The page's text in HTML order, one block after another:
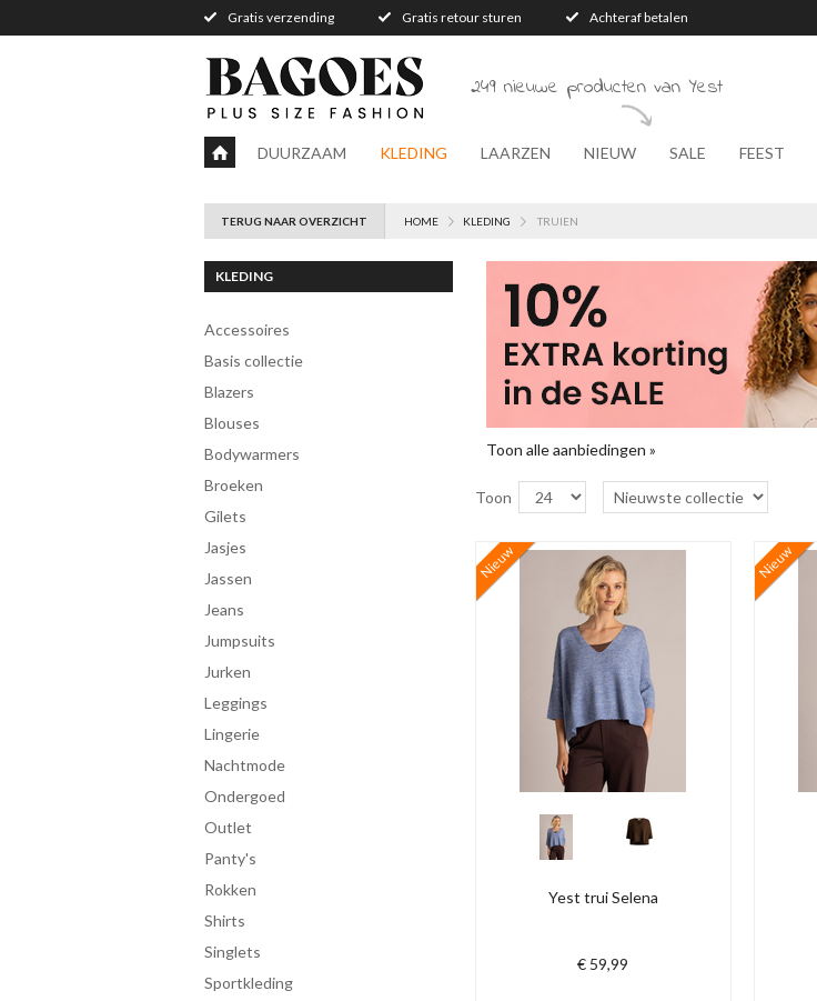
Gratis verzending Gratis retour sturen Achteraf betalen
249 nieuwe producten van Yest
DUURZAAM KLEDING LAARZEN NIEUW SALE FEEST
TERUG NAAR OVERZICHT HOME KLEDING TRUIEN
KLEDING
accessoires
Basis collectie
blazers
blouses
bodywarmers
broeken
gilets
jasjes
jassen
jeans
jumpsuits
jurken
leggings
lingerie
Nachtmode
ondergoed
Outlet
panty's
rokken
shirts
singlets
Sportkleding
Toon alle aanbiedingen »
Toon
Nieuw
Yest trui Selena
€ 59,99
Nieuw